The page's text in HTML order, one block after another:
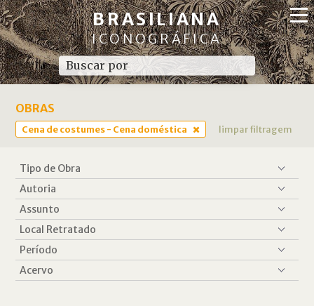
BRASILIANA
ICONOGRÁFICA
OBRAS
Cena de costumes - Cena doméstica limpar filtragem